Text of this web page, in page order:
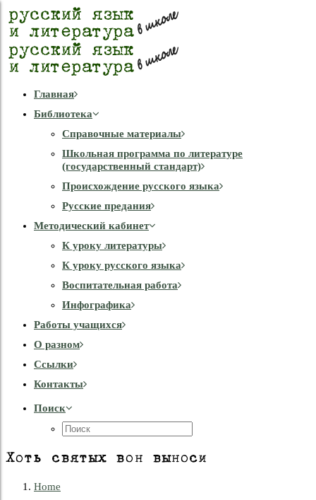
Главная
Библиотека
Справочные материалы
Школьная программа по литературе
(государственный стандарт)
Происхождение русского языка
Русские предания
Методический кабинет
К уроку литературы
К уроку русского языка
Воспитательная работа
Инфографика
Работы учащихся
О разном
Cсылки
Контакты
Поиск
Хоть святых вон выноси
Home